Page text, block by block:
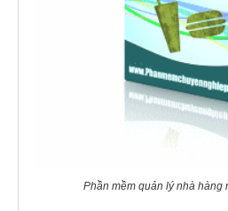
Phần mềm quản lý nhà hàng